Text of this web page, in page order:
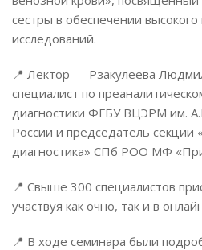
сестры в обеспечении
исследований.
📍 Лектор — Рзакулеева
специалист по
диагностики ФГБУ ВЦЭРМ им.
России и председатель секции
диагностика» СПб РОО МФ
📍 Свыше 300 специалистов
участвуя как очно, так и в
📍 В ходе семинара были